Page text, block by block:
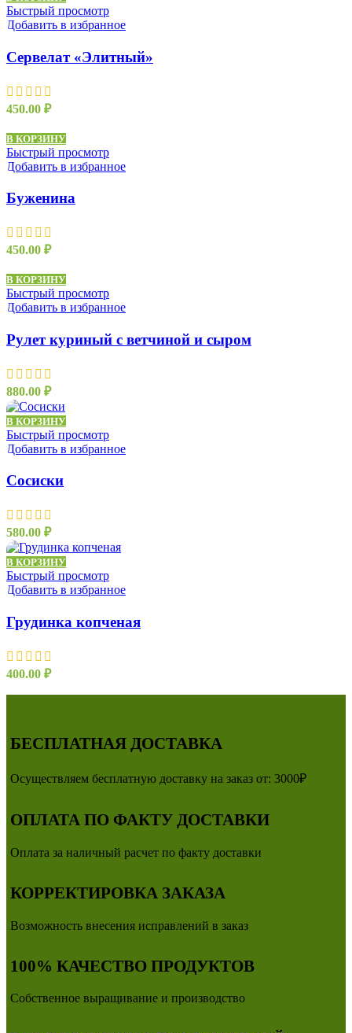
Быстрый просмотр
Добавить в избранное
Сервелат «Элитный»
450.00 ₽
В КОРЗИНУ
Быстрый просмотр
Добавить в избранное
Буженина
450.00 ₽
В КОРЗИНУ
Быстрый просмотр
Добавить в избранное
Рулет куриный с ветчиной и сыром
880.00 ₽
В КОРЗИНУ
Быстрый просмотр
Добавить в избранное
Сосиски
580.00 ₽
В КОРЗИНУ
Быстрый просмотр
Добавить в избранное
Грудинка копченая
400.00 ₽
БЕСПЛАТНАЯ ДОСТАВКА
Осуществляем бесплатную доставку на заказ от: 3000₽
ОПЛАТА ПО ФАКТУ ДОСТАВКИ
Оплата за наличный расчет по факту доставки
КОРРЕКТИРОВКА ЗАКАЗА
Возможность внесения исправлений в заказ
100% КАЧЕСТВО ПРОДУКТОВ
Собственное выращивание и производство